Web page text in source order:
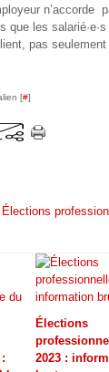
n’accorde
que les
pas
[#]
Élections
2023 :